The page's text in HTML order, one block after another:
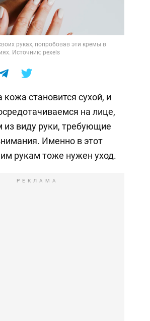
руках, попробовав эти кремы в
Источник: pexels
становится сухой, и
на лице,
из виду руки, требующие
Именно в этот
рукам тоже нужен уход.
РЕКЛАМА